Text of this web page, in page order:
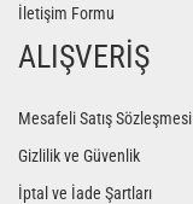
İletişim Formu
ALIŞVERİŞ
Mesafeli Satış Sözleşmesi
Gizlilik ve Güvenlik
İptal ve İade Şartları